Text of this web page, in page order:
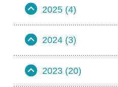
2025 (4)
2024 (3)
2023 (20)